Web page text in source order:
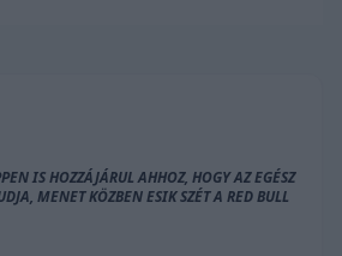
IS HOZZÁJÁRUL AHHOZ, HOGY AZ EGÉSZ
MENET KÖZBEN ESIK SZÉT A RED BULL